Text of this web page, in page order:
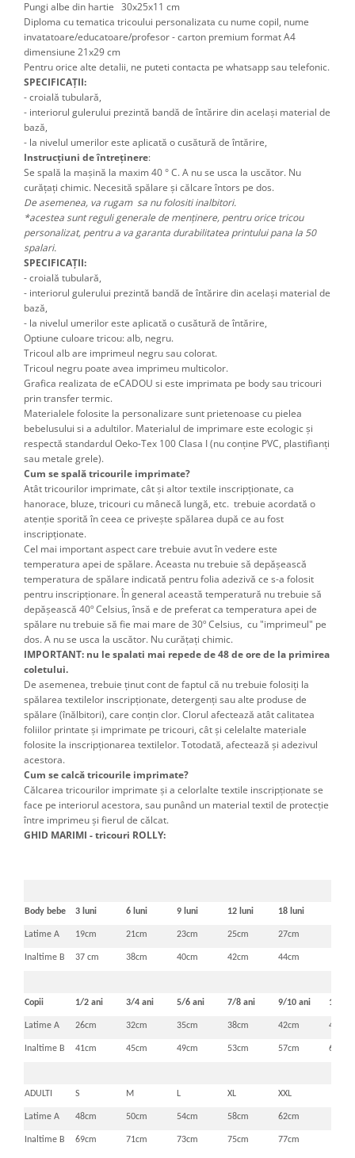
Pungi albe din hartie 30x25x11 cm
Diploma cu tematica tricoului personalizata cu nume copil, nume
invatatoare/educatoare/profesor - carton premium format A4
dimensiune 21x29 cm
Pentru orice alte detalii, ne puteti contacta pe whatsapp sau telefonic.
SPECIFICAȚII:
- croială tubulară,
- interiorul gulerului prezintă bandă de întărire din același material de
bază,
- la nivelul umerilor este aplicată o cusătură de întărire,
Instrucțiuni de întreținere:
Se spală la mașină la maxim 40 ° C. A nu se usca la uscător. Nu
curățați chimic. Necesită spălare și călcare întors pe dos.
De asemenea, va rugam sa nu folositi inalbitori.
*acestea sunt reguli generale de menținere, pentru orice tricou
personalizat, pentru a va garanta durabilitatea printului pana la 50
spalari.
SPECIFICAȚII:
- croială tubulară,
- interiorul gulerului prezintă bandă de întărire din același material de
bază,
- la nivelul umerilor este aplicată o cusătură de întărire,
Optiune culoare tricou: alb, negru.
Tricoul alb are imprimeul negru sau colorat.
Tricoul negru poate avea imprimeu multicolor.
Grafica realizata de eCADOU si este imprimata pe body sau tricouri
prin transfer termic.
Materialele folosite la personalizare sunt prietenoase cu pielea
bebelusului si a adultilor. Materialul de imprimare este ecologic și
respectă standardul Oeko-Tex 100 Clasa I (nu conține PVC, plastifianți
sau metale grele).
Cum se spală tricourile imprimate?
Atât tricourilor imprimate, cât şi altor textile inscripţionate, ca
hanorace, bluze, tricouri cu mânecă lungă, etc. trebuie acordată o
atenţie sporită în ceea ce priveşte spălarea după ce au fost
inscripţionate.
Cel mai important aspect care trebuie avut în vedere este
temperatura apei de spălare. Aceasta nu trebuie să depăşească
temperatura de spălare indicată pentru folia adezivă ce s-a folosit
pentru inscripţionare. În general această temperatură nu trebuie să
depăşească 40º Celsius, însă e de preferat ca temperatura apei de
spălare nu trebuie să fie mai mare de 30º Celsius, cu "imprimeul" pe
dos. A nu se usca la uscător. Nu curățați chimic.
IMPORTANT: nu le spalati mai repede de 48 de ore de la primirea
coletului.
De asemenea, trebuie ţinut cont de faptul că nu trebuie folosiţi la
spălarea textilelor inscripţionate, detergenţi sau alte produse de
spălare (înălbitori), care conţin clor. Clorul afectează atât calitatea
foliilor printate şi imprimate pe tricouri, cât şi celelalte materiale
folosite la inscripţionarea textilelor. Totodată, afectează şi adezivul
acestora.
Cum se calcă tricourile imprimate?
Călcarea tricourilor imprimate şi a celorlalte textile inscripţionate se
face pe interiorul acestora, sau punând un material textil de protecţie
între imprimeu şi fierul de călcat.
GHID MARIMI - tricouri ROLLY:
Body bebe 3 luni 6 luni 9 luni 12 luni 18 luni
Latime A 19cm 21cm 23cm 25cm 27cm
Inaltime B 37 cm 38cm 40cm 42cm 44cm
Copii 1/2 ani 3/4 ani 5/6 ani 7/8 ani 9/10 ani 11/12
Latime A 26cm 32cm 35cm 38cm 42cm 46cm
Inaltime B 41cm 45cm 49cm 53cm 57cm 61cm
ADULTI S M L XL XXL
Latime A 48cm 50cm 54cm 58cm 62cm
Inaltime B 69cm 71cm 73cm 75cm 77cm